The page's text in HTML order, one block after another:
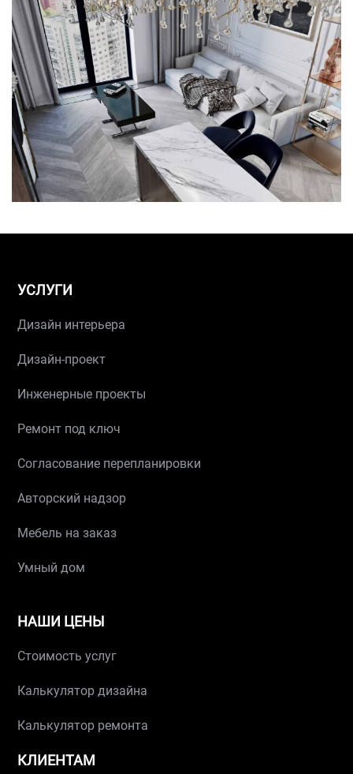
УСЛУГИ
Дизайн интерьера
Дизайн-проект
Инженерные проекты
Ремонт под ключ
Согласование перепланировки
Авторский надзор
Мебель на заказ
Умный дом
НАШИ ЦЕНЫ
Стоимость услуг
Калькулятор дизайна
Калькулятор ремонта
КЛИЕНТАМ